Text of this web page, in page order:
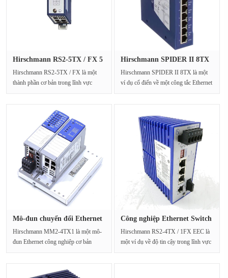
Hirschmann RS2-5TX / FX 5
Hirschmann RS2-5TX / FX là một
thành phần cơ bản trong lĩnh vực
Hirschmann SPIDER II 8TX
Hirschmann SPIDER II 8TX là một
ví dụ cổ điển về một công tắc Ethernet
Mô-đun chuyển đổi Ethernet
Hirschmann MM2-4TX1 là một mô-
đun Ethernet công nghiệp cơ bản
Công nghiệp Ethernet Switch
Hirschmann RS2-4TX / 1FX EEC là
một ví dụ về độ tin cậy trong lĩnh vực